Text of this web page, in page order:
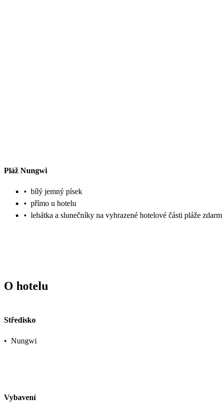
Pláž Nungwi
• bílý jemný písek
• přímo u hotelu
• lehátka a slunečníky na vyhrazené hotelové části pláže
O hotelu
Středisko
• Nungwi
Vybavení